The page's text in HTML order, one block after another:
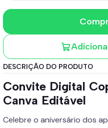
DESCRIÇÃO DO PRODUTO
Convite Digital
Canva Editável
Celebre o aniversário dos